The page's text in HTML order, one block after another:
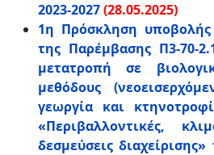
2023-2027(28.05.2025)
1η Πρόσκληση υποβολής
της Παρέμβασης Π3-70-
μετατροπή σε
μεθόδους
γεωργία και
«Περιβαλλοντικές,
δεσμεύσεις